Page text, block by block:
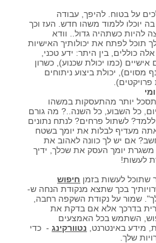
על בטוח. להיפך, עבודה
יוכלו ללמוד משהו חדש. העז וכך
כשתהיה גדול.. וודא
לפתח את יכולותיך האישיות
כוללים, בין היתר: ידע טכני,
אישיים (כמו יכולת שכנוע), כשרון
מסוים), יכולת ביצוע ניתוחים
יותר מהתעסקות במשהו
כל השבוע, כל השנה..? מה גורם
לשתול פרחים? לנתח נתונים
מעדיף לבלות את יומך בשטח
אם יש לך כוונה לאהוב את
יומך העסק את שכלך, ידיך
לעשות!
שתוכל לעשות בזמן חיפוש
בכך שתצא מנקודת הנחה ש-
שמור על נקודת השקפה רחבה,
בדרכך אלא אם בדקת את
השתמש בכל האמצעים
מידע באינטרנט, נטוורקינג- כדי
שלך.